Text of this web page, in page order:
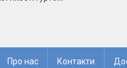
Про нас Контакти